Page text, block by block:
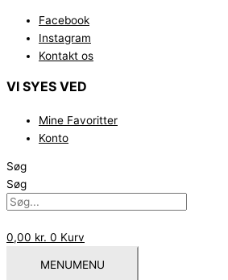
indholdet
Facebook
Instagram
Kontakt os
VI SYES VED
Mine Favoritter
Konto
Søg
Søg
0,00 kr. 0 Kurv
MENUMENU